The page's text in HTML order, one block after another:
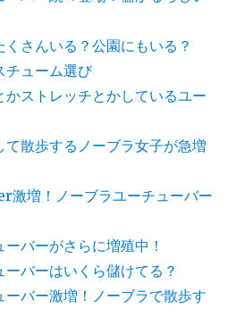
くさんいる？公園にもいる？
チューム選び
かストレッチとかしているユー
て散歩するノーブラ女子が急増
激増！ノーブラユーチューバー
ーバーがさらに増殖中！
ーバーはいくら儲けてる？
ーバー激増！ノーブラで散歩す